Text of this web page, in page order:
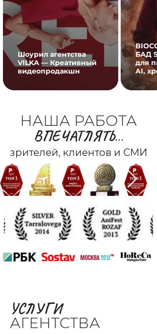
Шоурил агентства
VILKA — Креативный
видеопродакшн
БАД Symbiosis Alpha
для
AI,
НАША РАБОТА
ВПЕЧАТЛЯТЬ...
зрителей, клиентов и СМИ
УСЛУГИ
АГЕНТСТВА